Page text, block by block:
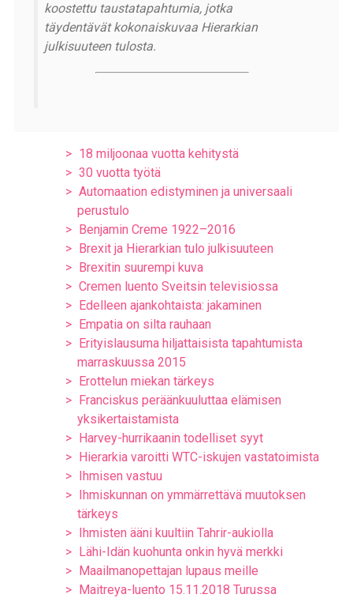
koostettu taustatapahtumia, jotka
täydentävät kokonaiskuvaa Hierarkian
julkisuuteen tulosta.
18 miljoonaa vuotta kehitystä
30 vuotta työtä
Automaation edistyminen ja universaali
perustulo
Benjamin Creme 1922–2016
Brexit ja Hierarkian tulo julkisuuteen
Brexitin suurempi kuva
Cremen luento Sveitsin televisiossa
Edelleen ajankohtaista: jakaminen
Empatia on silta rauhaan
Erityislausuma hiljattaisista tapahtumista
marraskuussa 2015
Erottelun miekan tärkeys
Franciskus peräänkuuluttaa elämisen
yksikertaistamista
Harvey-hurrikaanin todelliset syyt
Hierarkia varoitti WTC-iskujen vastatoimista
Ihmisen vastuu
Ihmiskunnan on ymmärrettävä muutoksen
tärkeys
Ihmisten ääni kuultiin Tahrir-aukiolla
Lähi-Idän kuohunta onkin hyvä merkki
Maailmanopettajan lupaus meille
Maitreya-luento 15.11.2018 Turussa